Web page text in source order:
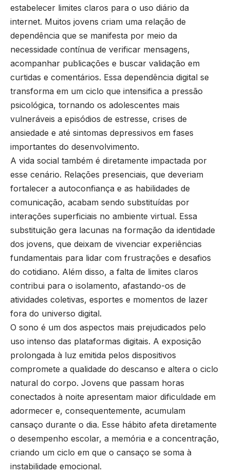
estabelecer limites claros para o uso diário da
internet. Muitos jovens criam uma relação de
dependência que se manifesta por meio da
necessidade contínua de verificar mensagens,
acompanhar publicações e buscar validação em
curtidas e comentários. Essa dependência digital se
transforma em um ciclo que intensifica a pressão
psicológica, tornando os adolescentes mais
vulneráveis a episódios de estresse, crises de
ansiedade e até sintomas depressivos em fases
importantes do desenvolvimento.
A vida social também é diretamente impactada por
esse cenário. Relações presenciais, que deveriam
fortalecer a autoconfiança e as habilidades de
comunicação, acabam sendo substituídas por
interações superficiais no ambiente virtual. Essa
substituição gera lacunas na formação da identidade
dos jovens, que deixam de vivenciar experiências
fundamentais para lidar com frustrações e desafios
do cotidiano. Além disso, a falta de limites claros
contribui para o isolamento, afastando-os de
atividades coletivas, esportes e momentos de lazer
fora do universo digital.
O sono é um dos aspectos mais prejudicados pelo
uso intenso das plataformas digitais. A exposição
prolongada à luz emitida pelos dispositivos
compromete a qualidade do descanso e altera o ciclo
natural do corpo. Jovens que passam horas
conectados à noite apresentam maior dificuldade em
adormecer e, consequentemente, acumulam
cansaço durante o dia. Esse hábito afeta diretamente
o desempenho escolar, a memória e a concentração,
criando um ciclo em que o cansaço se soma à
instabilidade emocional.